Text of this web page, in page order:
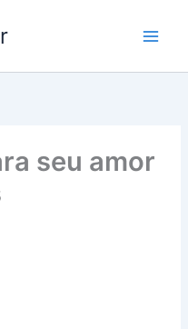
seu amor